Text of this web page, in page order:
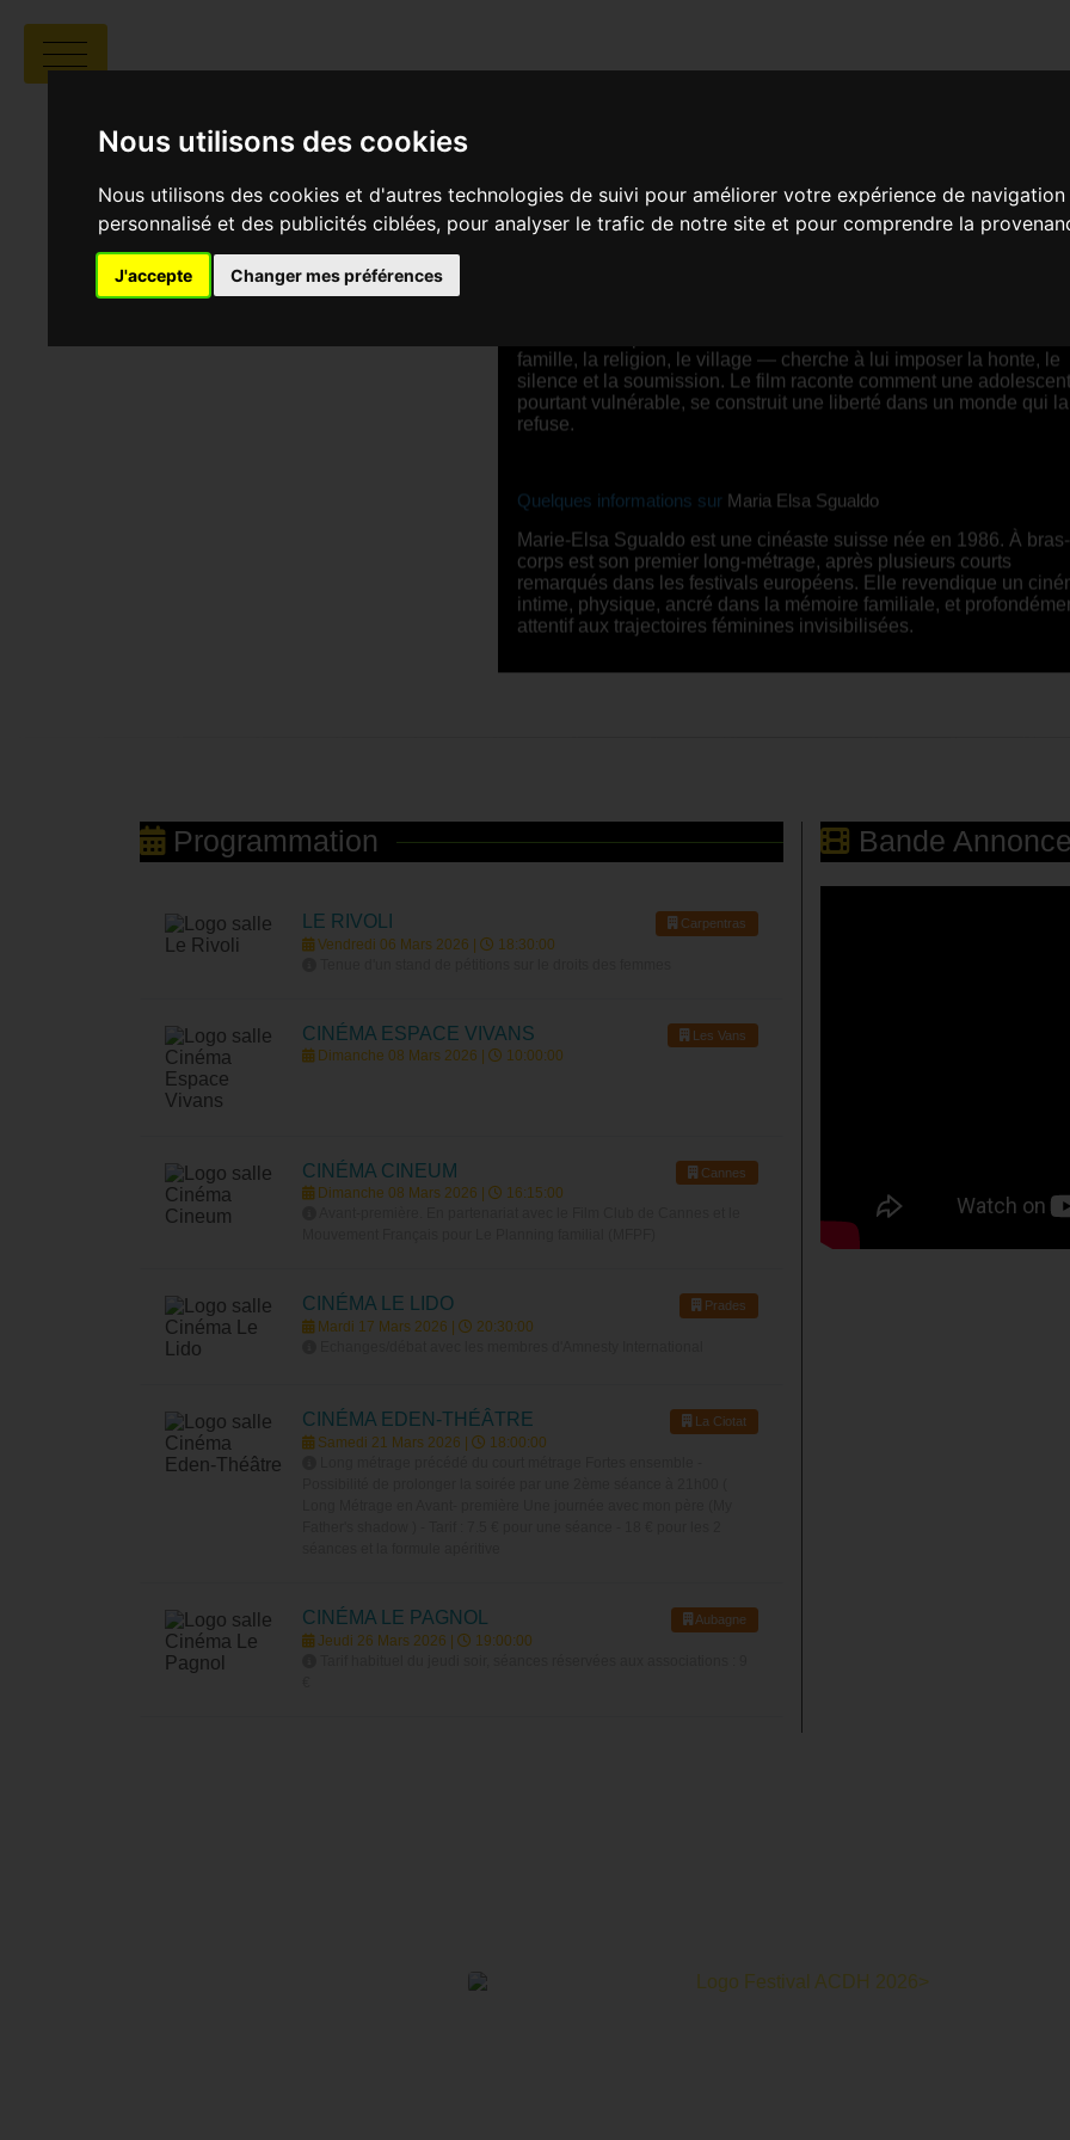
Nous utilisons des cookies
Nous utilisons des cookies et d'autres technologies de suivi pour améliorer votre expérience de
personnalisé et des publicités ciblées, pour analyser le trafic de notre site et pour comprendre la
J'accepte Changer mes préférences
A BRAS-LE-CORPS (SILENT
Maria Elsa Sgualdo | 01:36 | Belgique, France,
famille, la religion, le village — cherche à lui imposer la honte, le
silence et la soumission. Le film raconte comment une
pourtant vulnérable, se construit une liberté dans un monde qui
refuse.
Quelques informations sur Maria Elsa Sgualdo
Marie-Elsa Sgualdo est une cinéaste suisse née en 1986. À bras-
corps est son premier long-métrage, après plusieurs courts
remarqués dans les festivals européens. Elle revendique un
intime, physique, ancré dans la mémoire familiale, et
attentif aux trajectoires féminines invisibilisées.
Programmation
LE RIVOLI Carpentras
Vendredi 06 Mars 2026 |
18:30:00
CINÉMA ESPACE VIVANS Les Vans
Dimanche 08 Mars 2026 | 10:00:00
CINÉMA CINEUM Cannes
Dimanche 08 Mars 2026 |
16:15:00
CINÉMA LE LIDO Prades
Mardi 17 Mars 2026 |
20:30:00
CINÉMA EDEN-THÉÂTRE La Ciotat
Samedi 21 Mars 2026 |
18:00:00
CINÉMA LE PAGNOL Aubagne
Jeudi 26 Mars 2026 |
19:00:00
Bande Annonce